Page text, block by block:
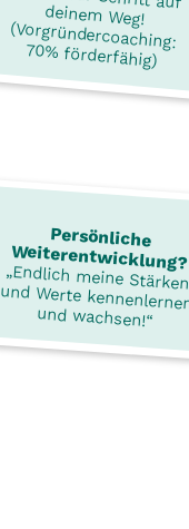
deinem Weg!
(Vorgründercoaching:
70% förderfähig)
Persönliche
Weiterentwicklung?
„Endlich meine Stärken
und Werte kennenlernen
und wachsen!“